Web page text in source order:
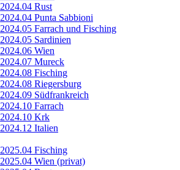
2024.04 Rust
2024.04 Punta Sabbioni
2024.05 Farrach und Fisching
2024.05 Sardinien
2024.06 Wien
2024.07 Mureck
2024.08 Fisching
2024.08 Riegersburg
2024.09 Südfrankreich
2024.10 Farrach
2024.10 Krk
2024.12 Italien
2025.04 Fisching
2025.04 Wien (privat)